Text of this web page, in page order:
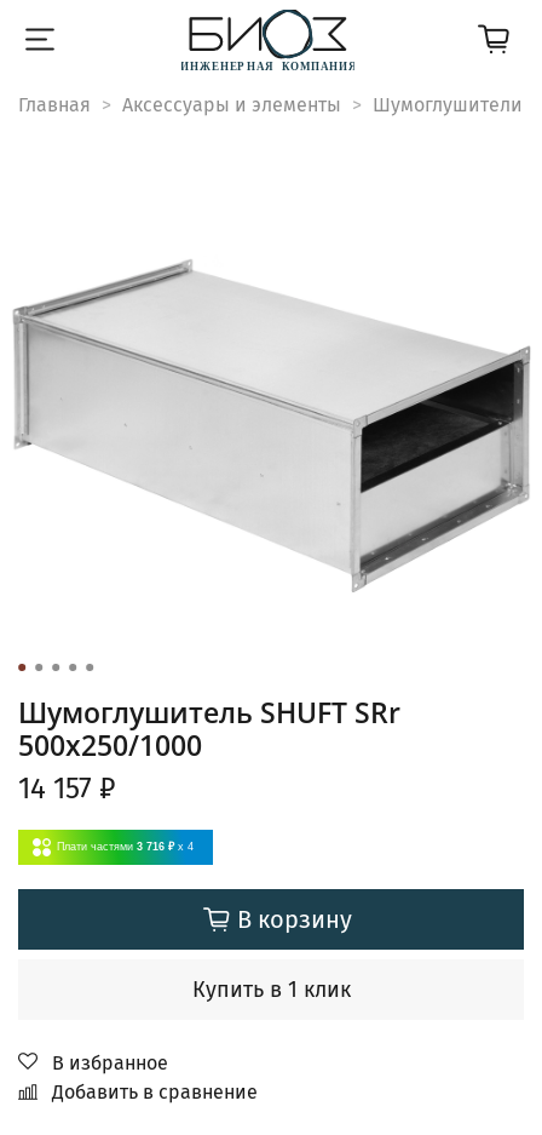
Главная Аксессуары и элементы Шумоглушители
Шумоглушитель SHUFT SRr
500x250/1000
14 157 ₽
Плати частями 3 716 ₽ x 4
В корзину
Купить в 1 клик
В избранное
Добавить в сравнение